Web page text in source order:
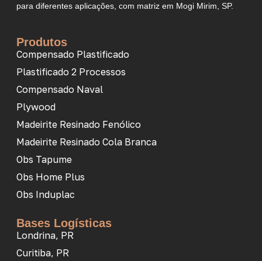
para diferentes aplicações, com matriz em Mogi Mirim, SP.
Produtos
Compensado Plastificado
Plastificado 2 Processos
Compensado Naval
Plywood
Madeirite Resinado Fenólico
Madeirite Resinado Cola Branca
Obs Tapume
Obs Home Plus
Obs Induplac
Bases Logísticas
Londrina, PR
Curitiba, PR